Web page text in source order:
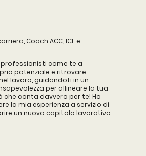
Coach ACC, ICF e
come te a
potenziale e ritrovare
lavoro, guidandoti in un
per allineare la tua
che conta davvero per te! Ho
la mia esperienza a servizio di
un nuovo capitolo lavorativo.